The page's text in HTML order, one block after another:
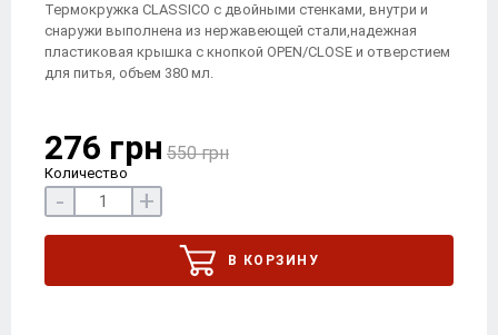
Термокружка CLASSICO с двойными стенками, внутри и
снаружи выполнена из нержавеющей стали,надежная
пластиковая крышка с кнопкой OPEN/CLOSE и отверстием
для питья, объем 380 мл.
276 грн 550 грн
Количество
- +
В КОРЗИНУ